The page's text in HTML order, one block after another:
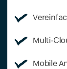
Multi-
Mobile